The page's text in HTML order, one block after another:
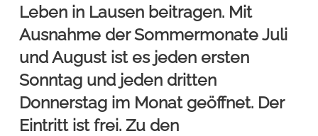
Leben in Lausen beitragen. Mit
Ausnahme der Sommermonate Juli
und August ist es jeden ersten
Sonntag und jeden dritten
Donnerstag im Monat geöffnet. Der
Eintritt ist frei. Zu den